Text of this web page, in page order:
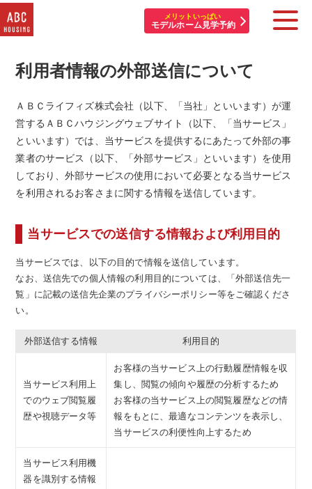
メリットいっぱい
モデルホーム見学予約
住宅展示場・他施設一覧
イベント&プレゼント
モデルハウスを探す
はじめての方へ
アカウント登録
利用者情報の外部送信について
ＡＢＣライフィズ株式会社（以下、「当社」といいます）が運
営するＡＢＣハウジングウェブサイト（以下、「当サービス」
といいます）では、当サービスを提供するにあたって外部の事
業者のサービス（以下、「外部サービス」といいます）を使用
しており、外部サービスの使用において必要となる当サービス
を利用されるお客さまに関する情報を送信しています。
当サービスでの送信する情報および利用目的
当サービスでは、以下の目的で情報を送信しています。
なお、送信先での個人情報の利用目的については、「外部送信先一
覧」に記載の送信先企業のプライバシーポリシー等をご確認くださ
い。
外部送信する情報 利用目的
当サービス利用上
でのウェブ閲覧履
歴や視聴データ等
お客様の当サービス上の行動履歴情報を収
集し、閲覧の傾向や履歴の分析するため
お客様の当サービス上の閲覧履歴などの情
報をもとに、最適なコンテンツを表示し、
当サービスの利便性向上するため
当サービス利用機
器を識別する情報